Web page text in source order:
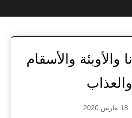
والأوبئة والأسقام
والعذاب
18 مارس 2020